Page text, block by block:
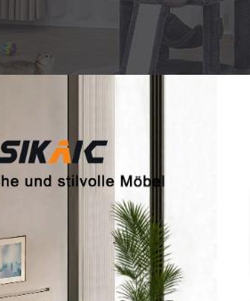
3 Deluxe-Katzenbetten (35 cm)
Katzen geeignet sind und
bieten. Die Kanten sind
Halt, wenn sich Katzen